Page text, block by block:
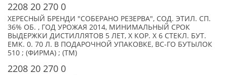
2208 20 270 0
ХЕРЕСНЫЙ БРЕНДИ "СОБЕРАНО РЕЗЕРВА", СОД. ЭТИЛ. СП.
36% ОБ. , ГОД УРОЖАЯ 2014, МИНИМАЛЬНЫЙ СРОК
ВЫДЕРЖКИ ДИСТИЛЛЯТОВ 5 ЛЕТ, X КОР. Х 6 СТЕКЛ. БУТ.
ЕМК. 0. 70 Л. В ПОДАРОЧНОЙ УПАКОВКЕ, ВС-ГО БУТЫЛОК
510 ; (ФИРМА) ; (TM)
2208 20 270 0